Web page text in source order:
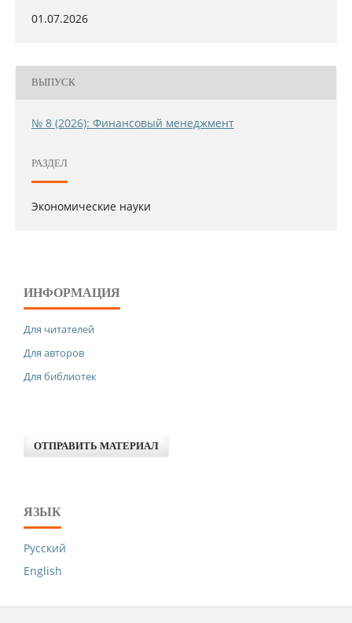
01.07.2026
ВЫПУСК
№ 8 (2026): Финансовый менеджмент
РАЗДЕЛ
Экономические науки
ИНФОРМАЦИЯ
Для читателей
Для авторов
Для библиотек
ОТПРАВИТЬ МАТЕРИАЛ
ЯЗЫК
Русский
English